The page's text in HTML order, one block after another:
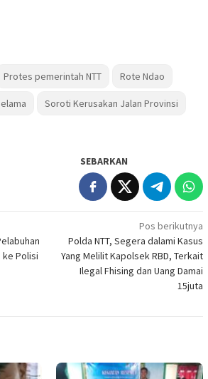
Protes pemerintah NTT Rote Ndao
Soroti Kerusakan Jalan Provinsi
SEBARKAN
ke Polisi
Pos berikutnya
Polda NTT, Segera dalami Kasus
Yang Melilit Kapolsek RBD, Terkait
Ilegal Fhising dan Uang Damai
15juta